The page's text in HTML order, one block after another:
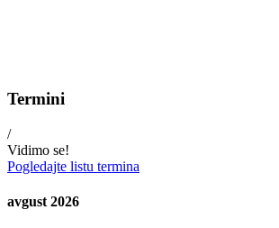
Termini
/
Vidimo se!
Pogledajte listu termina
avgust 2026